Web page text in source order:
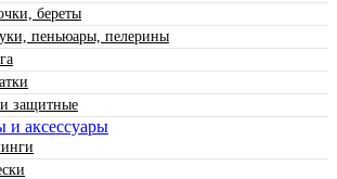
береты
пеньюары, пелерины
защитные
и аксессуары